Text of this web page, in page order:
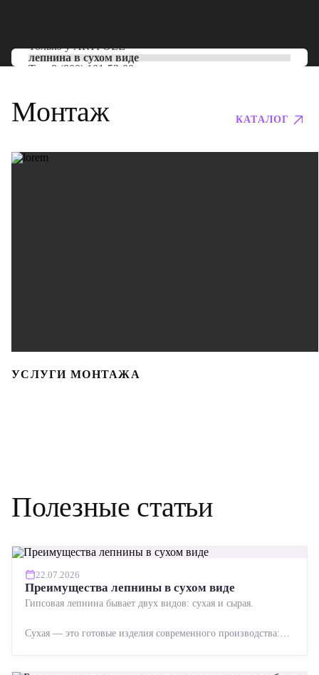
Только уARTPOLE
лепнина в сухом виде
Тел: 8 (800) 101-53-00
Монтаж КАТАЛОГ
УСЛУГИ МОНТАЖА
Полезные статьи
22.07.2026
Преимущества лепнины в сухом виде
Гипсовая лепнина бывает двух видов: сухая и сырая.
Сухая — это готовые изделия современного производства: